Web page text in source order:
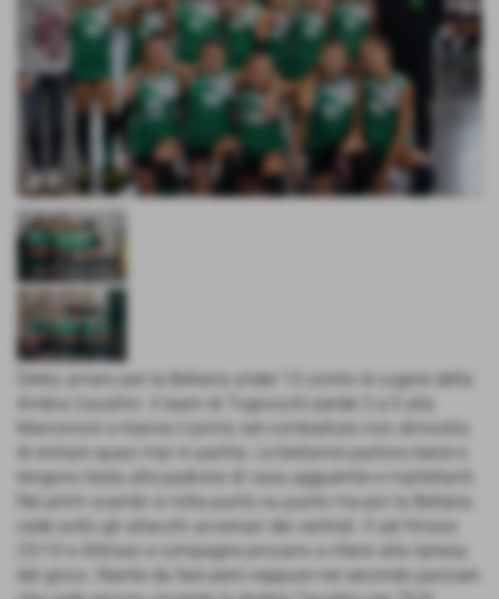
Derby amaro per la Bellaria under 13 contro le cugine della
Ambra Cavallini. Il team di Tognocchi perde 3 a 0 alla
Marconcini e tranne il primo set combattuto non dimostra
di entrare quasi mai in partita. Le bellarine partono bene e
tengono testa alle padrone di casa agguerrite e martellanti.
Nei primi scambi si lotta punto su punto ma poi la Bellaria
cede sotto gli attacchi avversari dei centrali. Il set finisce
25/10 e Attinasi e compagne provano a rifarsi alla ripresa
del gioco. Niente da fare però neppure nel secondo parziale